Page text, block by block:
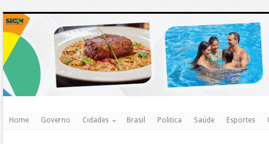
Home Governo Cidades Brasil Politica Saúde Esportes